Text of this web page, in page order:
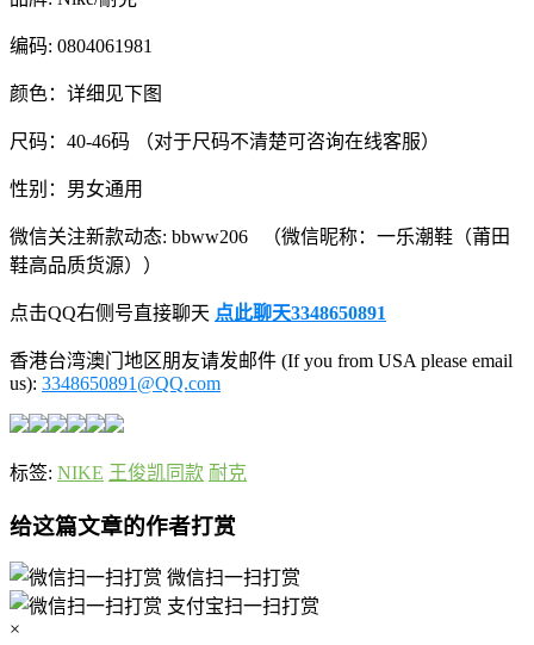
编码: 0804061981
颜色：详细见下图
尺码：40-46码 （对于尺码不清楚可咨询在线客服）
性别：男女通用
微信关注新款动态: bbww206 （微信昵称：一乐潮鞋（莆田
鞋高品质货源））
点击QQ右侧号直接聊天 点此聊天3348650891
香港台湾澳门地区朋友请发邮件 (If you from USA please email
us): 3348650891@QQ.com
标签: NIKE 王俊凯同款 耐克
给这篇文章的作者打赏
微信扫一扫打赏
支付宝扫一扫打赏
×